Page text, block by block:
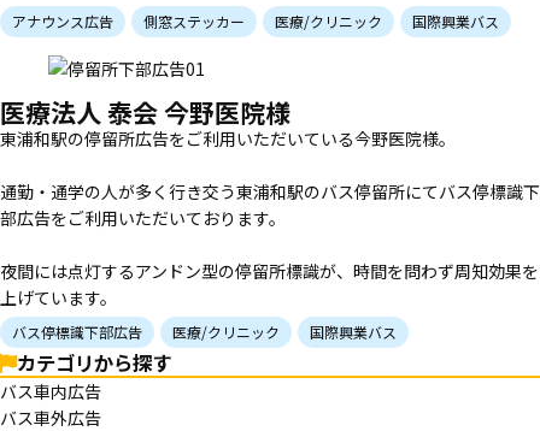
アナウンス広告 側窓ステッカー 医療/クリニック 国際興業バス
医療法人 泰会 今野医院様
東浦和駅の停留所広告をご利用いただいている今野医院様。
通勤・通学の人が多く行き交う東浦和駅のバス停留所にてバス停標識下
部広告をご利用いただいております。
夜間には点灯するアンドン型の停留所標識が、時間を問わず周知効果を
上げています。
バス停標識下部広告 医療/クリニック 国際興業バス
カテゴリから探す
バス車内広告
バス車外広告